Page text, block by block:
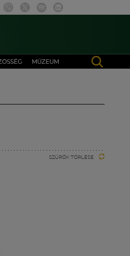
MÚZEUM
SZŰRŐK TÖRLÉSE